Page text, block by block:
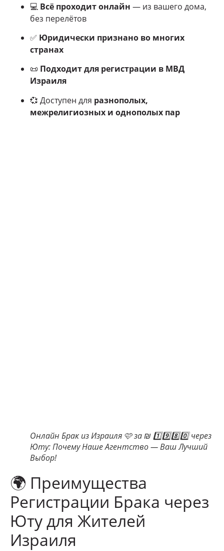
💻 Всё проходит онлайн — из вашего дома,
без перелётов
✅ Юридически признано во многих
странах
📜 Подходит для регистрации в МВД
Израиля
💞 Доступен для разнополых,
межрелигиозных и однополых пар
Онлайн Брак из Израиля 🩷 за ₪ 1️⃣9️⃣8️⃣0️⃣ через
Юту: Почему Наше Агентство — Ваш Лучший
Выбор!
🌍 Преимущества
Регистрации Брака через
Юту для Жителей
Израиля